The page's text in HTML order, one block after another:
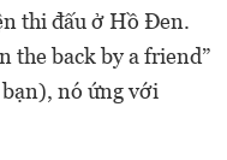
thi đấu ở Hồ Đen.
the back by a friend”
nó ứng với